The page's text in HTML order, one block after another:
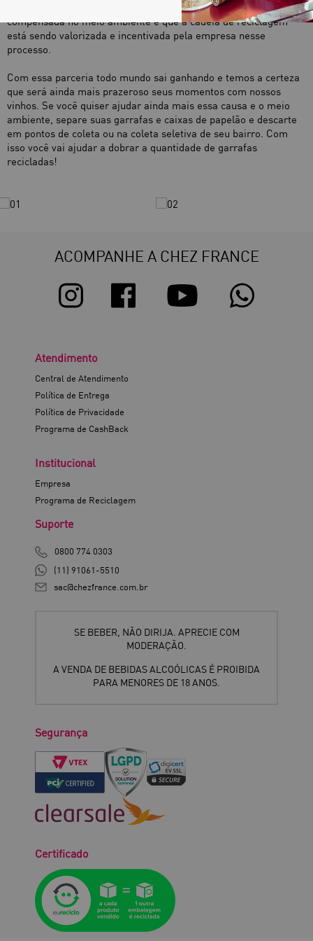
a mesma quantidade de embalagens que vendemos está sendo
compensada no meio ambiente e que a cadeia de reciclagem
está sendo valorizada e incentivada pela empresa nesse
processo.
Com essa parceria todo mundo sai ganhando e temos a certeza
que será ainda mais prazeroso seus momentos com nossos
vinhos. Se você quiser ajudar ainda mais essa causa e o meio
ambiente, separe suas garrafas e caixas de papelão e descarte
em pontos de coleta ou na coleta seletiva de seu bairro. Com
isso você vai ajudar a dobrar a quantidade de garrafas
recicladas!
ACOMPANHE A CHEZ FRANCE
Atendimento
Central de Atendimento
Política de Entrega
Política de Privacidade
Programa de CashBack
Institucional
Empresa
Programa de Reciclagem
Suporte
0800 774 0303
(11) 91061-5510
sac@chezfrance.com.br
SE BEBER, NÃO DIRIJA. APRECIE COM
MODERAÇÃO.
A VENDA DE BEBIDAS ALCOÓLICAS É PROIBIDA
PARA MENORES DE 18 ANOS.
Segurança
Certificado